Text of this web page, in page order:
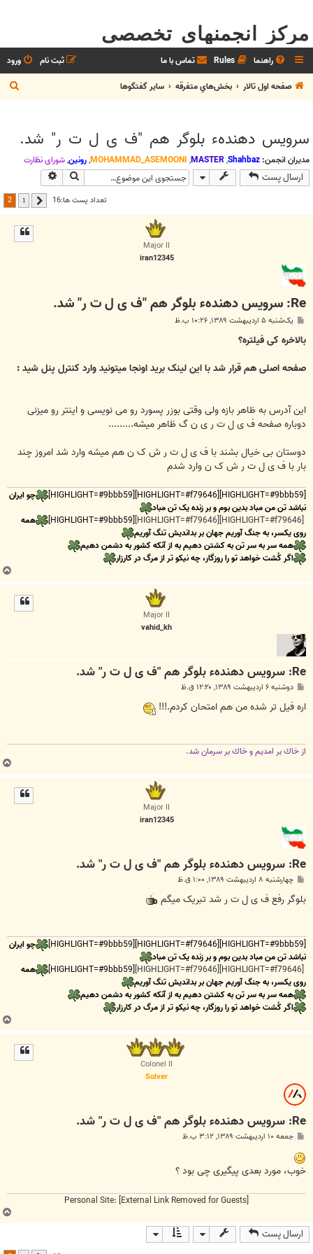
مرکز انجمنهای تخصصی
راهنما Rules تماس با ما ورود
ثبت نام
صفحه اول تالار
بخش‌‌هاي متفرقه ساير گفتگوها
س
سرویس دهندهء بلوگر هم "ف ی ل ت ر" شد.
مدیران انجمن: Shahbaz
,
MASTER
,
MOHAMMAD_ASEMOONI
,رونین,شوراي نظارت
ارسال پست جستجو
تعداد پست ها:16 قبلی 1
2
Major II
iran12345
Re: سرویس دهندهء بلوگر هم "ف ی ل ت ر" شد.
ت
یک‌شنبه ۵ اردیبهشت ۱۳۸۹, ۱۰:۲۶ ب.ظ
بالاخره کی فیلتره؟
صفحه اصلی هم قرار شد با این لینک برید اونجا میتونید وارد کنترل پنل شید :
این آدرس به ظاهر بازه ولی وقتی بوزر پسورد رو می نویسی و اینتر رو میزنی
دوباره صفحه ف ی ل ت ر ی ن گ ظاهر میشه.........
دوستان بی خیال بشند با ف ی ل ت ر ش ک ن هم میشه وارد شد امروز چند
بار با ف ی ل ت ر ش ک ن وارد شدم
[HIGHLIGHT=#9bbb59][HIGHLIGHT=#f79646][HIGHLIGHT=#9bbb59]
چو ایران
نباشد تن من مباد بدین بوم و بر زنده یک تن مباد
[HIGHLIGHT=#f79646][HIGHLIGHT=#f79646]
[HIGHLIGHT=#9bbb59]
همه
روی یکسر، به جنگ آوریم جهان بر بداندیش تنگ آوریم
همه سر به سر تن به کشتن دهیم به از آنکه کشور به دشمن دهیم
اگر کُشت خواهد تو را روزگار، چه نیکو تر از مرگ در کارزار
Major II
vahid_kh
Re: سرویس دهندهء بلوگر هم "ف ی ل ت ر" شد.
ت
دوشنبه ۶ اردیبهشت ۱۳۸۹, ۱۲:۲۰ ق.ظ
اره فيل تر شده من هم امتحان كردم.!!!
از خاك بر امديم و خاك بر سرمان شد.
Major II
iran12345
Re: سرویس دهندهء بلوگر هم "ف ی ل ت ر" شد.
س
ت
چهارشنبه ۸ اردیبهشت ۱۳۸۹, ۱:۰۰ ق.ظ
بلوگر رفع ف ی ل ت ر شد تبریک میگم
[HIGHLIGHT=#9bbb59][HIGHLIGHT=#f79646][HIGHLIGHT=#9bbb59]
چو ایران
نباشد تن من مباد بدین بوم و بر زنده یک تن مباد
[HIGHLIGHT=#f79646][HIGHLIGHT=#f79646]
[HIGHLIGHT=#9bbb59]
همه
روی یکسر، به جنگ آوریم جهان بر بداندیش تنگ آوریم
همه سر به سر تن به کشتن دهیم به از آنکه کشور به دشمن دهیم
اگر کُشت خواهد تو را روزگار، چه نیکو تر از مرگ در کارزار
Colonel II
Solver
Re: سرویس دهندهء بلوگر هم "ف ی ل ت ر" شد.
ت
جمعه ۱۰ اردیبهشت ۱۳۸۹, ۳:۱۲ ب.ظ
خوب، مورد بعدی پیگیری چی بود ؟
Personal Site: [External Link Removed for Guests]
ارسال پست